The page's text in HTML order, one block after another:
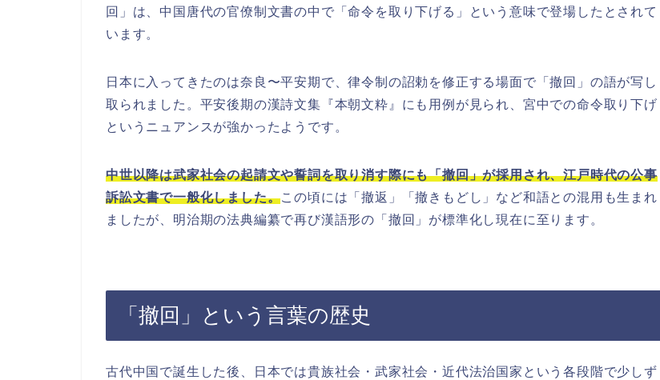
回」は、中国唐代の官僚制文書の中で「命令を取り下げる」という意味で登場したとされて
います。
日本に入ってきたのは奈良〜平安期で、律令制の詔勅を修正する場面で「撤回」の語が写し
取られました。平安後期の漢詩文集『本朝文粋』にも用例が見られ、宮中での命令取り下げ
というニュアンスが強かったようです。
中世以降は武家社会の起請文や誓詞を取り消す際にも「撤回」が採用され、江戸時代の公事
訴訟文書で一般化しました。この頃には「撤返」「撤きもどし」など和語との混用も生まれ
ましたが、明治期の法典編纂で再び漢語形の「撤回」が標準化し現在に至ります。
「撤回」という言葉の歴史
古代中国で誕生した後、日本では貴族社会・武家社会・近代法治国家という各段階で少しず